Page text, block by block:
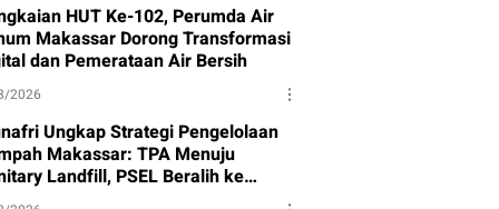
HUT Ke-102, Perumda Air
Makassar Dorong Transformasi
dan Pemerataan Air Bersih
2026
Ungkap Strategi Pengelolaan
Makassar: TPA Menuju
Landfill, PSEL Beralih ke
109